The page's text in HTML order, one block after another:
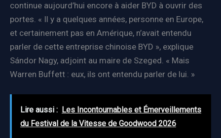
continue aujourd’hui encore à aider BYD à ouvrir des
portes. « Il y a quelques années, personne en Europe,
et certainement pas en Amérique, n’avait entendu
parler de cette entreprise chinoise BYD », explique
Sándor Nagy, adjoint au maire de Szeged. « Mais
Warren Buffett : eux, ils ont entendu parler de lui. »
Lire aussi : Les Incontournables et Émerveillements
du Festival de la Vitesse de Goodwood 2026